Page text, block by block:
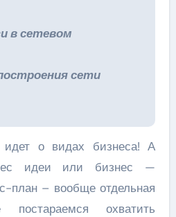
в сетевом
сети
о видах бизнеса! А
идеи или бизнес —
план – вообще отдельная
охватить